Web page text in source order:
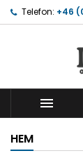
Telefon: +46

HEM